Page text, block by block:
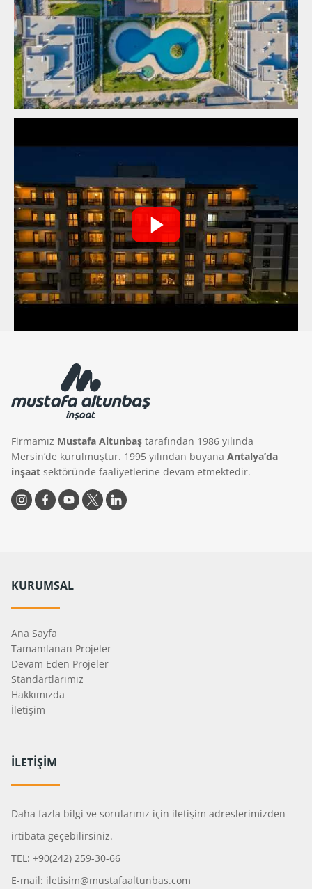
Firmamız Mustafa Altunbaş tarafından 1986 yılında
Mersin’de kurulmuştur. 1995 yılından buyana Antalya’da
inşaat sektöründe faaliyetlerine devam etmektedir.
KURUMSAL
Ana Sayfa
Tamamlanan Projeler
Devam Eden Projeler
Standartlarımız
Hakkımızda
İletişim
İLETİŞİM
Daha fazla bilgi ve sorularınız için iletişim adreslerimizden
irtibata geçebilirsiniz.
TEL: +90(242) 259-30-66
E-mail: iletisim@mustafaaltunbas.com